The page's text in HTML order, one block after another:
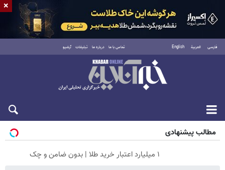
فارسی العربية English تماس با ما درباره ما تبلیغات آرشیو
شنبه ۱۷ مرداد ۱۴۰۵
مطالب پیشنهادی
۱ میلیارد اعتبار خرید طلا | بدون ضامن و چک
×